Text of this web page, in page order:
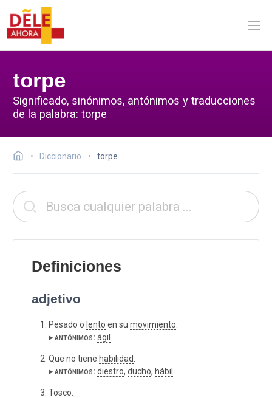
torpe
Significado, sinónimos, antónimos y traducciones
de la palabra: torpe
Diccionario torpe
Definiciones
adjetivo
Pesado o lento en su movimiento
▸ antónimos: ágil
Que no tiene habilidad
▸ antónimos: diestro, ducho, hábil
Tosco.